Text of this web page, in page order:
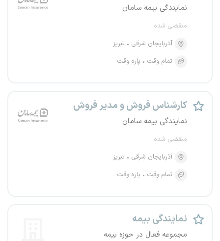
نمایندگی بیمه سامان
منقضی شده
آذربایجان شرقی
تبریز
تمام وقت
پاره وقت
کارشناس فروش و مدیر فروش
نمایندگی بیمه سامان
منقضی شده
آذربایجان شرقی
تبریز
تمام وقت
پاره وقت
نمایندگی بیمه
مجموعه فعال در حوزه بیمه